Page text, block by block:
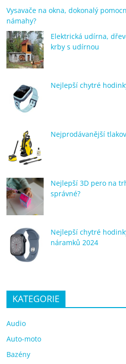
Vysavače na okna, dokonalý
námahy?
Elektrická udírna,
krby s udírnou
Nejlepší chytré
Nejprodávanější
Nejlepší 3D pero na
správné?
Nejlepší chytré
náramků 2024
KATEGORIE
Audio
Auto-moto
Bazény